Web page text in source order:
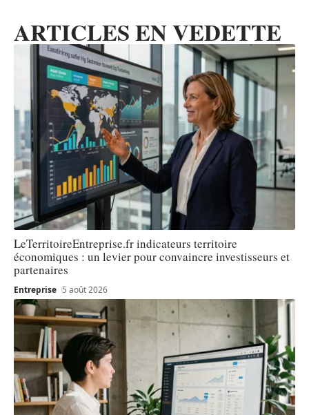
ARTICLES EN VEDETTE
LeTerritoireEntreprise.fr indicateurs territoire
économiques : un levier pour convaincre investisseurs et
partenaires
Entreprise 5 août 2026